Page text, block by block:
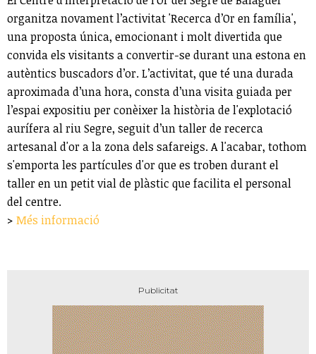
organitza novament l’activitat 'Recerca d’Or en família',
una proposta única, emocionant i molt divertida que
convida els visitants a convertir-se durant una estona en
autèntics buscadors d’or. L’activitat, que té una durada
aproximada d’una hora, consta d’una visita guiada per
l’espai expositiu per conèixer la història de l'explotació
aurífera al riu Segre, seguit d’un taller de recerca
artesanal d'or a la zona dels safareigs. A l'acabar, tothom
s'emporta les partícules d'or que es troben durant el
taller en un petit vial de plàstic que facilita el personal
del centre.
> Més informació